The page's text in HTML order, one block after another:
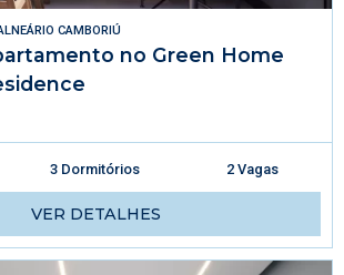
CAMBORIÚ
no Green Home
3 Dormitórios 2 Vagas
VER DETALHES